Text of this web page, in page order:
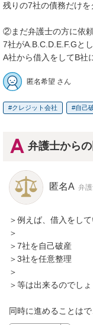
残りの7社の債務だけ
②まだ弁護士の方に依
7社がA.B.C.D.E.F.Gと
A社から借入をしてB社
匿名希望 さん
クレジット会社 自己
弁護士から
匿名A 弁
＞例えば、借入をし
＞
＞7社を自己破産
＞3社を任意整理
＞
＞等は出来るのでしょ
同時に進めることはで